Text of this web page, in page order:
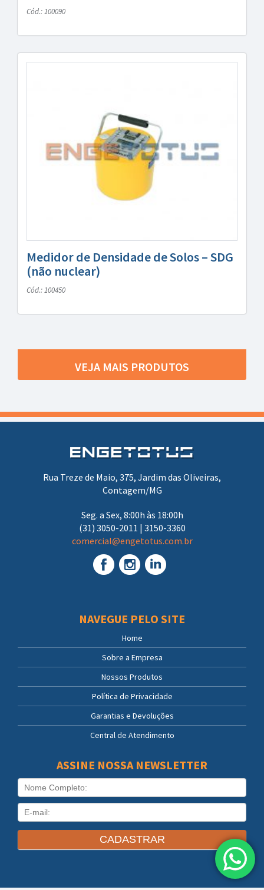
Cód.: 100090
Medidor de Densidade de Solos – SDG
(não nuclear)
Cód.: 100450
VEJA MAIS PRODUTOS
Rua Treze de Maio, 375, Jardim das Oliveiras,
Contagem/MG
Seg. a Sex, 8:00h às 18:00h
(31) 3050-2011 | 3150-3360
comercial@engetotus.com.br
NAVEGUE PELO SITE
Home
Sobre a Empresa
Nossos Produtos
Política de Privacidade
Garantias e Devoluções
Central de Atendimento
ASSINE NOSSA NEWSLETTER